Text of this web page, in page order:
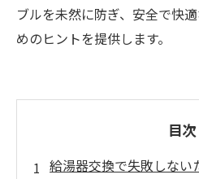
ブルを未然に防ぎ、安全で快
めのヒントを提供します。
目次
給湯器交換で失敗しない